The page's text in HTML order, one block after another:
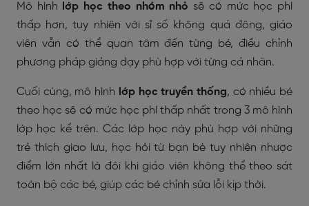
Mô hình lớp học theo nhóm nhỏ sẽ có mức học phí
thấp hơn, tuy nhiên với sĩ số không quá đông, giáo
viên vẫn có thể quan tâm đến từng bé, điều chỉnh
phương pháp giảng dạy phù hợp với từng cá nhân.
Cuối cùng, mô hình lớp học truyền thống, có nhiều bé
theo học sẽ có mức học phí thấp nhất trong 3 mô hình
lớp học kể trên. Các lớp học này phù hợp với những
trẻ thích giao lưu, học hỏi từ bạn bè tuy nhiên nhược
điểm lớn nhất là đôi khi giáo viên không thể theo sát
toàn bộ các bé, giúp các bé chỉnh sửa lỗi kịp thời.